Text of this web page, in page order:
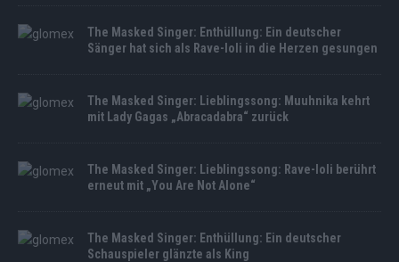
The Masked Singer: Enthüllung: Ein deutscher
Sänger hat sich als Rave-Ioli in die Herzen gesungen
The Masked Singer: Lieblingssong: Muuhnika kehrt
mit Lady Gagas „Abracadabra“ zurück
The Masked Singer: Lieblingssong: Rave-Ioli berührt
erneut mit „You Are Not Alone“
The Masked Singer: Enthüllung: Ein deutscher
Schauspieler glänzte als King